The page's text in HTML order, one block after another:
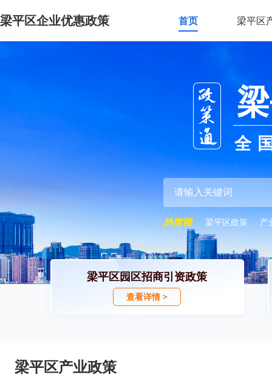
梁平区企业优惠政策 首页 梁平区
全
梁平区政策 产
梁平区园区招商引资政策
查看详情 >
梁平区产业政策